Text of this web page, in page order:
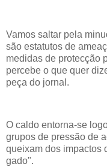
Vamos saltar pela
são estatutos de
medidas de protecção
percebe o que quer
peça do jornal.
O caldo entorna-se
grupos de pressão de
queixam dos impactos
gado".